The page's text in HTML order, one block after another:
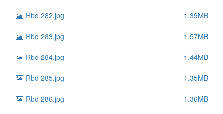
Rbd 282.jpg 1.39MB
Rbd 283.jpg 1.57MB
Rbd 284.jpg 1.44MB
Rbd 285.jpg 1.35MB
Rbd 286.jpg 1.36MB